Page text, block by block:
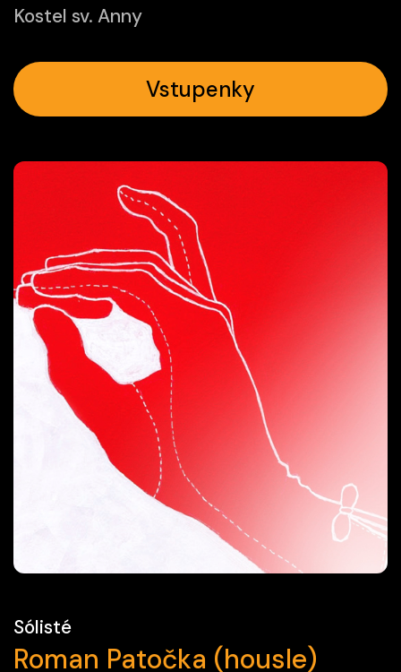
Kostel sv. Anny
Vstupenky
Sólisté
Roman Patočka (housle)